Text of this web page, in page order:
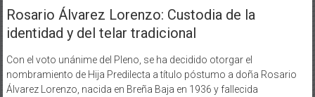
Rosario Álvarez Lorenzo: Custodia de la
identidad y del telar tradicional
Con el voto unánime del Pleno, se ha decidido otorgar el
nombramiento de Hija Predilecta a título póstumo a doña Rosario
Álvarez Lorenzo, nacida en Breña Baja en 1936 y fallecida